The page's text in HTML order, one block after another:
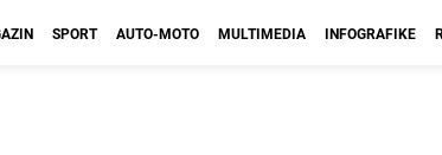
SPORT AUTO-MOTO MULTIMEDIA INFOGRAFIKE